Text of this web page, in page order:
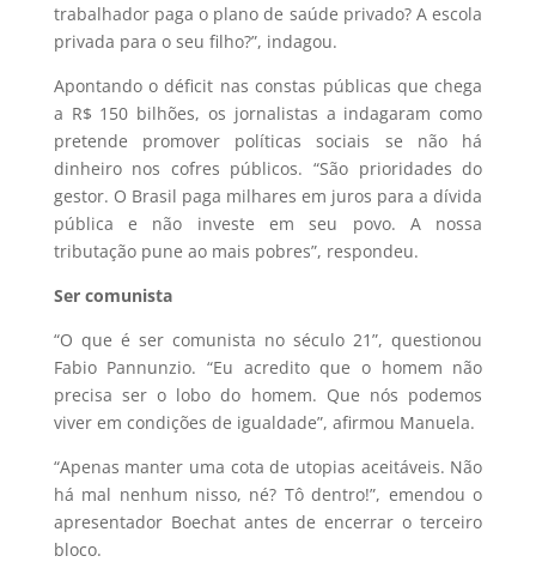
trabalhador paga o plano de saúde privado? A escola
privada para o seu filho?”, indagou.
Apontando o déficit nas constas públicas que chega
a R$ 150 bilhões, os jornalistas a indagaram como
pretende promover políticas sociais se não há
dinheiro nos cofres públicos. “São prioridades do
gestor. O Brasil paga milhares em juros para a dívida
pública e não investe em seu povo. A nossa
tributação pune ao mais pobres”, respondeu.
Ser comunista
“O que é ser comunista no século 21”, questionou
Fabio Pannunzio. “Eu acredito que o homem não
precisa ser o lobo do homem. Que nós podemos
viver em condições de igualdade”, afirmou Manuela.
“Apenas manter uma cota de utopias aceitáveis. Não
há mal nenhum nisso, né? Tô dentro!”, emendou o
apresentador Boechat antes de encerrar o terceiro
bloco.